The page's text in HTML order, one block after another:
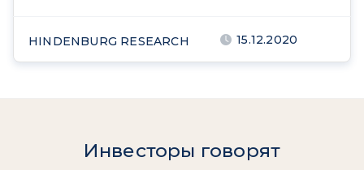
HINDENBURG RESEARCH 15.12.2020
Инвесторы говорят